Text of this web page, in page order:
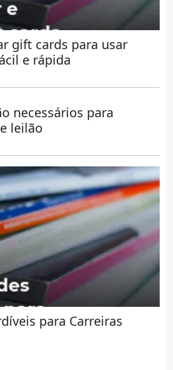
gift cards para usar
e rápida
necessários para
leilão
para Carreiras